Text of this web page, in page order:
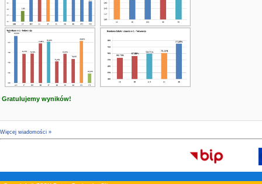
Gratulujemy wyników!
Więcej wiadomości »